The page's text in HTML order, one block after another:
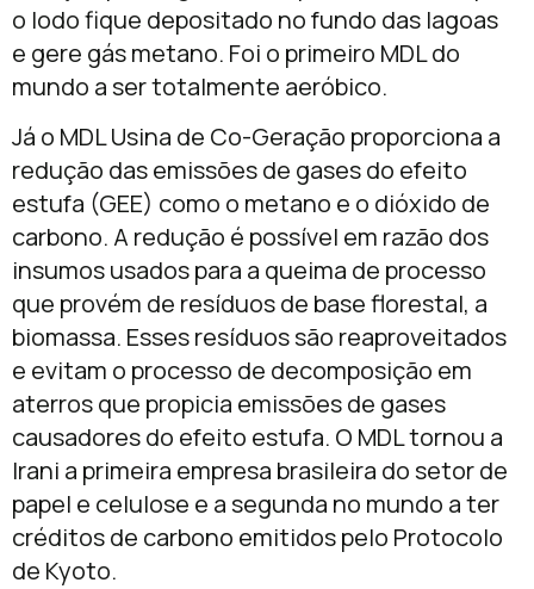
o lodo fique depositado no fundo das lagoas
e gere gás metano. Foi o primeiro MDL do
mundo a ser totalmente aeróbico.
Já o MDL Usina de Co-Geração proporciona a
redução das emissões de gases do efeito
estufa (GEE) como o metano e o dióxido de
carbono. A redução é possível em razão dos
insumos usados para a queima de processo
que provém de resíduos de base florestal, a
biomassa. Esses resíduos são reaproveitados
e evitam o processo de decomposição em
aterros que propicia emissões de gases
causadores do efeito estufa. O MDL tornou a
Irani a primeira empresa brasileira do setor de
papel e celulose e a segunda no mundo a ter
créditos de carbono emitidos pelo Protocolo
de Kyoto.